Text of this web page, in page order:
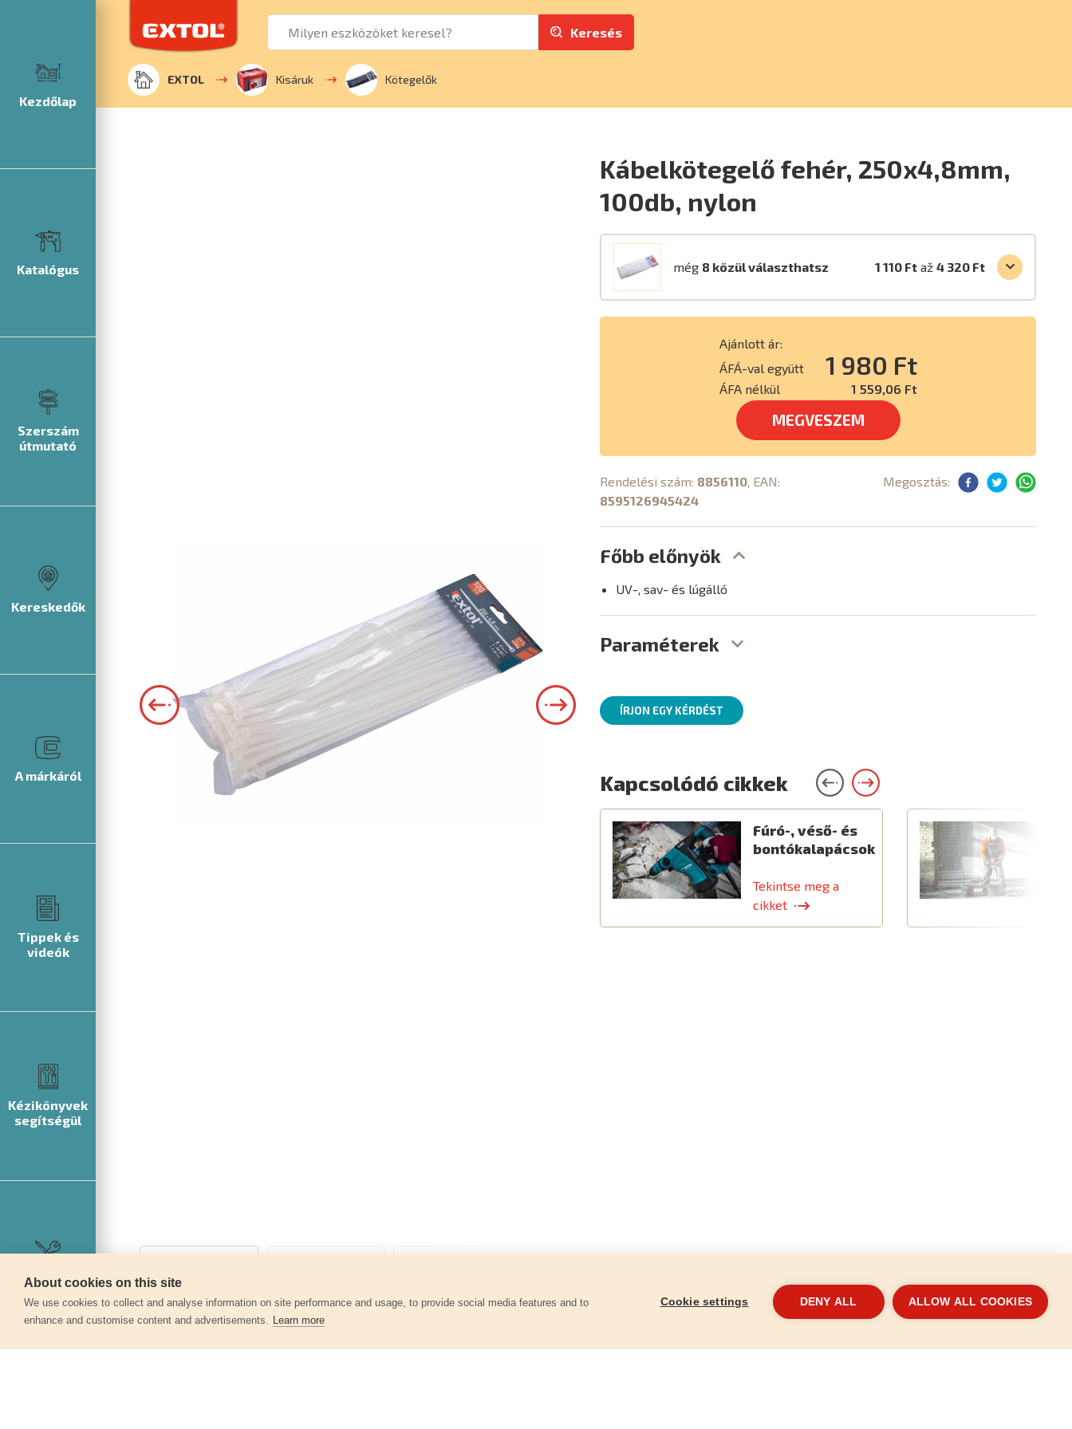
Kezdőlap
Katalógus
Szerszám
útmutató
Kereskedők
A márkáról
Tippek és
videók
Kézikönyvek
segítségül
Szerviz
Keresés
EXTOL Kisáruk Kötegelők
Kábelkötegelő fehér, 250x4,8mm,
100db, nylon
még 8 közül választhatsz 1 110 Ft až 4 320 Ft
Ajánlott ár:
ÁFÁ-val együtt
1 980 Ft
ÁFA nélkül 1 559,06 Ft
MEGVESZEM
Rendelési szám: 8856110, EAN:
8595126945424
Megosztás:
Főbb előnyök
UV-, sav- és lúgálló
Paraméterek
ÍRJON EGY KÉRDÉST
Kapcsolódó cikkek
Fúró-, véső- és
bontókalapácsok
Tekintse meg a
cikket
About cookies on this site
We use cookies to collect and analyse information on site performance and usage, to provide social media features and to
enhance and customise content and advertisements. Learn more
Cookie settings DENY ALL ALLOW ALL COOKIES